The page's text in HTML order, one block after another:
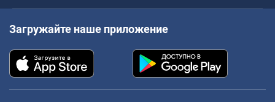
Загружайте наше приложение